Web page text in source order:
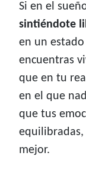
Si en el
sintiéndote
en un
encuentras
que en tu
en el que
que tus
mejor.